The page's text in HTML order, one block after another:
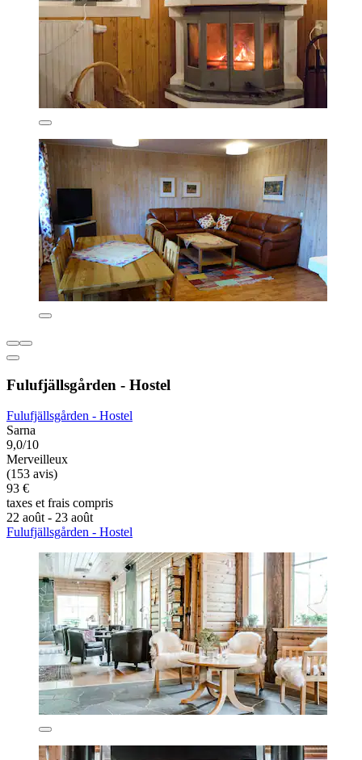
Fulufjällsgården - Hostel
Fulufjällsgården - Hostel
Sarna
9,0/10
Merveilleux
(153 avis)
93 €
taxes et frais compris
22 août - 23 août
Fulufjällsgården - Hostel